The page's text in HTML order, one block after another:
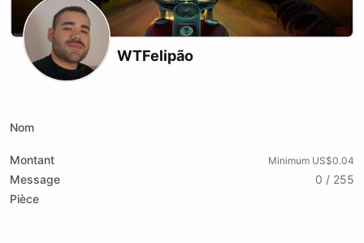
WTFelipão
Nom
Montant Minimum US$0.04
Message
0 / 255
Pièce